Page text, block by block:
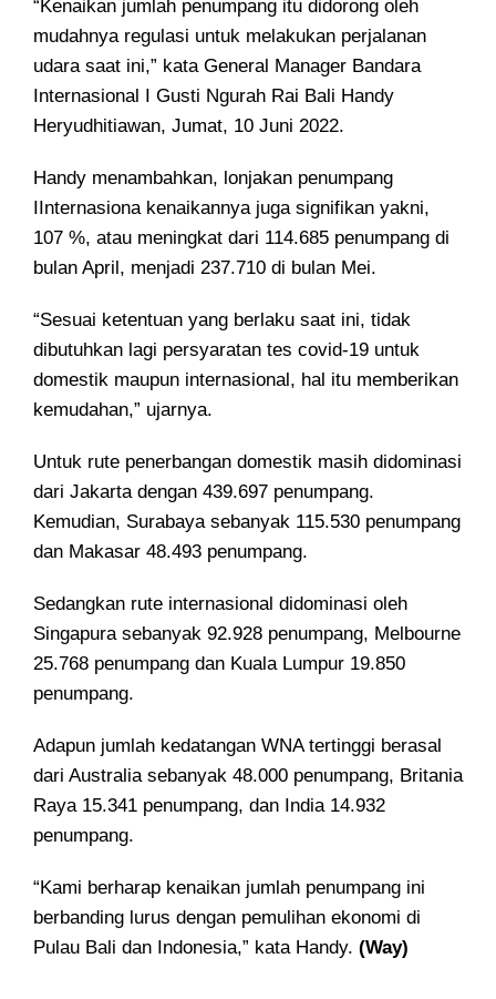
“Kenaikan jumlah penumpang itu didorong oleh
mudahnya regulasi untuk melakukan perjalanan
udara saat ini,” kata General Manager Bandara
Internasional I Gusti Ngurah Rai Bali Handy
Heryudhitiawan, Jumat, 10 Juni 2022.
Handy menambahkan, lonjakan penumpang
IInternasiona kenaikannya juga signifikan yakni,
107 %, atau meningkat dari 114.685 penumpang di
bulan April, menjadi 237.710 di bulan Mei.
“Sesuai ketentuan yang berlaku saat ini, tidak
dibutuhkan lagi persyaratan tes covid-19 untuk
domestik maupun internasional, hal itu memberikan
kemudahan,” ujarnya.
Untuk rute penerbangan domestik masih didominasi
dari Jakarta dengan 439.697 penumpang.
Kemudian, Surabaya sebanyak 115.530 penumpang
dan Makasar 48.493 penumpang.
Sedangkan rute internasional didominasi oleh
Singapura sebanyak 92.928 penumpang, Melbourne
25.768 penumpang dan Kuala Lumpur 19.850
penumpang.
Adapun jumlah kedatangan WNA tertinggi berasal
dari Australia sebanyak 48.000 penumpang, Britania
Raya 15.341 penumpang, dan India 14.932
penumpang.
“Kami berharap kenaikan jumlah penumpang ini
berbanding lurus dengan pemulihan ekonomi di
Pulau Bali dan Indonesia,” kata Handy. (Way)